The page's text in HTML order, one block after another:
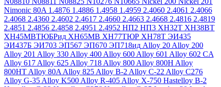
Nimonic 80A 1.4876 1.4886 1.4958 1.4959 2.4060 2.4061 2.4066
2.4068 2.4360 2.4602 2.4617 2.4660 2.4663 2.4668 2.4816 2.4819
2.4851 2.4856 2.4858 2.4951 2.4952 НП2 НП3 ХН32Т ХН38ВТ
ХН45МВТЮБРид ХН65МВ ХН77ТЮР ХН78Т ЭИ435
ЭИ437Б ЭИ703 ЭП567 ЭП670 ЭП718ид Alloy 20 Alloy 200
Alloy 201 Alloy 330 Alloy 400 Alloy 600 Alloy 601 Alloy 602 CA
Alloy 617 Alloy 625 Alloy 718 Alloy 800 Alloy 800H Alloy
800HT Alloy 80A Alloy 825 Alloy B-2 Alloy C-22 Alloy C276
Alloy G-35 Alloy K500 Alloy R-405 Alloy X-750 Hastelloy B-2